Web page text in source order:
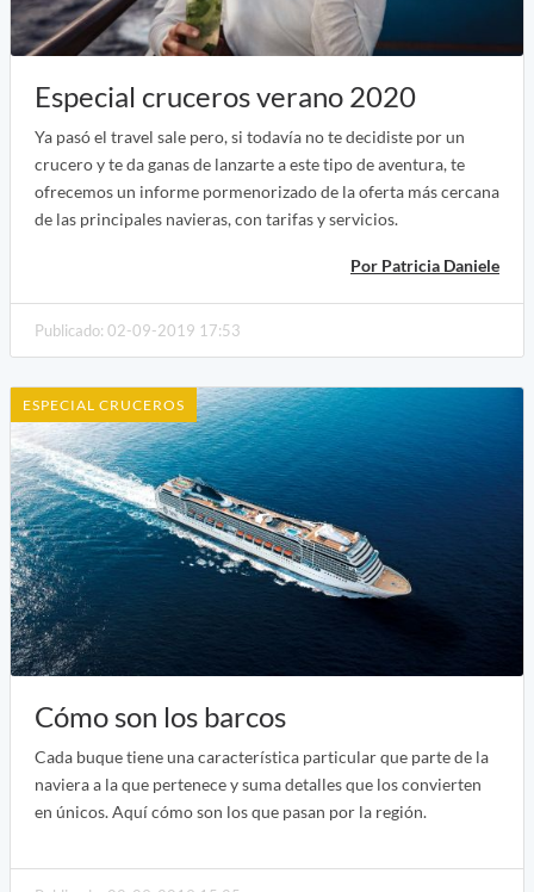
Especial cruceros verano 2020
Ya pasó el travel sale pero, si todavía no te decidiste por un
crucero y te da ganas de lanzarte a este tipo de aventura, te
ofrecemos un informe pormenorizado de la oferta más cercana
de las principales navieras, con tarifas y servicios.
Por Patricia Daniele
Publicado: 02-09-2019 17:53
ESPECIAL CRUCEROS
Cómo son los barcos
Cada buque tiene una característica particular que parte de la
naviera a la que pertenece y suma detalles que los convierten
en únicos. Aquí cómo son los que pasan por la región.